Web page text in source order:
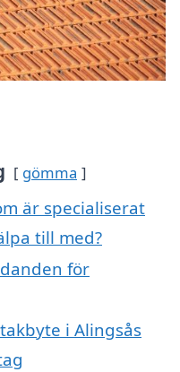
gömma
är specialiserat
till med?
för
i Alingsås